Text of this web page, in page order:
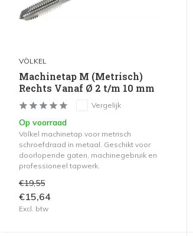
VÖLKEL
Machinetap M (Metrisch)
Rechts Vanaf Ø 2 t/m 10 mm
Vergelijk
Op voorraad
Völkel machinetap voor metrisch
schroefdraad in metaal. Geschikt voor
doorlopende gaten, machinegebruik en
professioneel tapwerk.
€19,55
€15,64
Excl. btw